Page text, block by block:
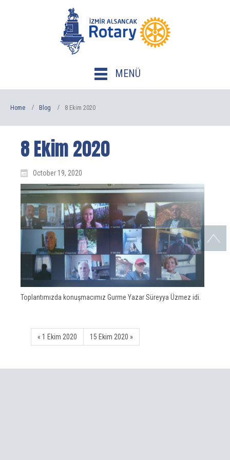
MENÜ
Home Blog 8 Ekim 2020
8 Ekim 2020
October 19, 2020
Toplantımızda konuşmacımız Gurme Yazar Süreyya Üzmez idi.
« 1 Ekim 2020 15 Ekim 2020 »